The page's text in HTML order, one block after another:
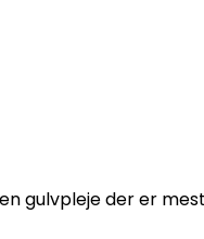
gulvpleje der er mest